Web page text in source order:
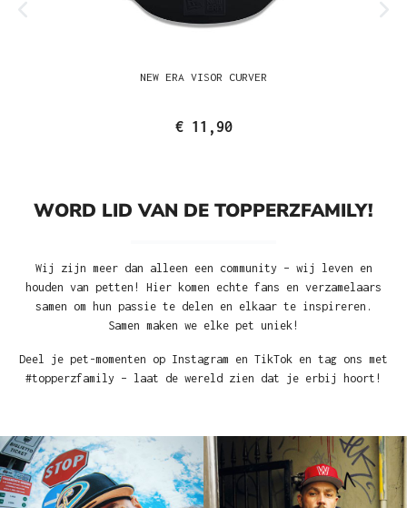
NEW ERA VISOR CURVER
€ 11,90
WORD LID VAN DE TOPPERZFAMILY!
Wij zijn meer dan alleen een community – wij leven en
houden van petten! Hier komen echte fans en verzamelaars
samen om hun passie te delen en elkaar te inspireren.
Samen maken we elke pet uniek!
Deel je pet-momenten op Instagram en TikTok en tag ons met
#topperzfamily – laat de wereld zien dat je erbij hoort!